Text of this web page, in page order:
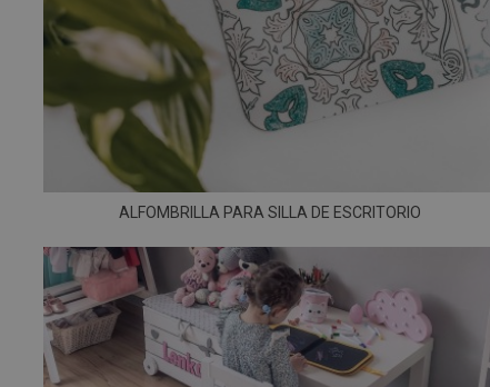
ALFOMBRILLA PARA SILLA DE ESCRITORIO